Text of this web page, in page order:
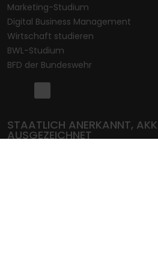
Marketing-Studium
Digital Business Management
Wirtschaft studieren
BWL-Studium
BFD der Bundeswehr
STAATLICH ANERKANNT,
AUSGEZEICHNET